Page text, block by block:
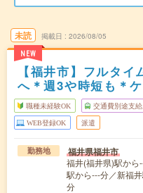
未読
NEW
掲載日 2026/08/05
【福井市】フルタ
へ＊週3や時短も＊
職種未経験OK 交通費別途支給
WEB登録OK 派遣
勤務地 福井県福井市
福井(福井県)駅か
駅から---分／新福
分